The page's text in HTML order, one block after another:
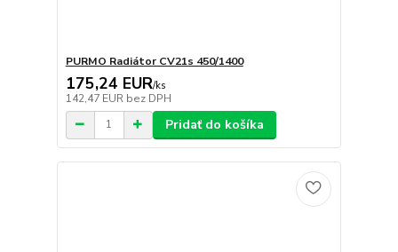
PURMO Radiátor CV21s 450/1400
175,24 EUR/ks
142,47 EUR bez DPH
Pridať do košíka